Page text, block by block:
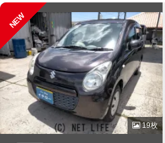
NEW
19枚